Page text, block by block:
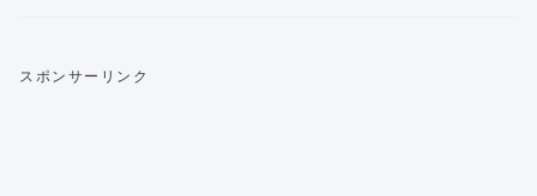
スポンサーリンク